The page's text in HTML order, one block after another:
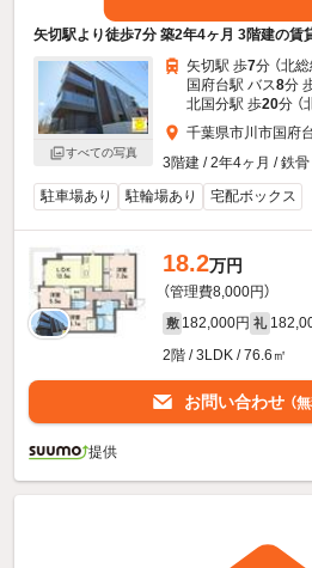
矢切駅より徒歩7分 築2年4ヶ月 3階建の賃
すべての写真
矢切駅 歩7分 （北総
国府台駅 バス8分
北国分駅 歩20分 （
千葉県市川市国府
3階建 / 2年4ヶ月 / 鉄骨
駐車場あり
駐輪場あり 宅配ボックス
18.2万円
（管理費8,000円）
敷 182,000円 礼
2階 / 3LDK / 76.6㎡
お問い合わせ （
提供